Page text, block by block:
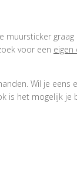
muursticker
voor een eigen
Wil je eens
is het mogelijk je